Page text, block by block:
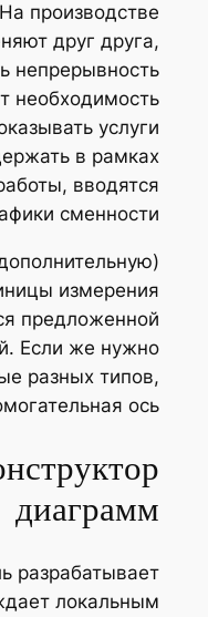
производстве
друг друга,
непрерывность
необходимость
услуги
в рамках
вводятся
сменности.
измерения
предложенной
Если же нужно
разных типов,
ось.
диаграмм
разрабатывает
локальным